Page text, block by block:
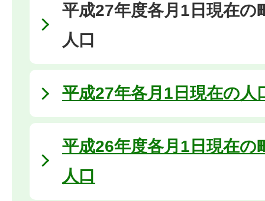
平成27年度各月1日現在の
人口
平成27年各月1日現在の人
平成26年度各月1日現在の
人口